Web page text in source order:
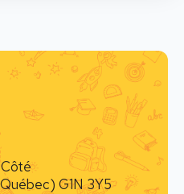
G1N 3Y5